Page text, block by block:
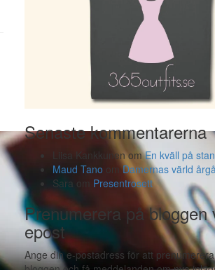
Senaste kommentarerna
Liisa KankkunenomEn kväll på stan
Maud Tano omDamernas värld
Sara om Presentrosett
Prenumerera på bloggen
epost
Ange din e-postadress för att